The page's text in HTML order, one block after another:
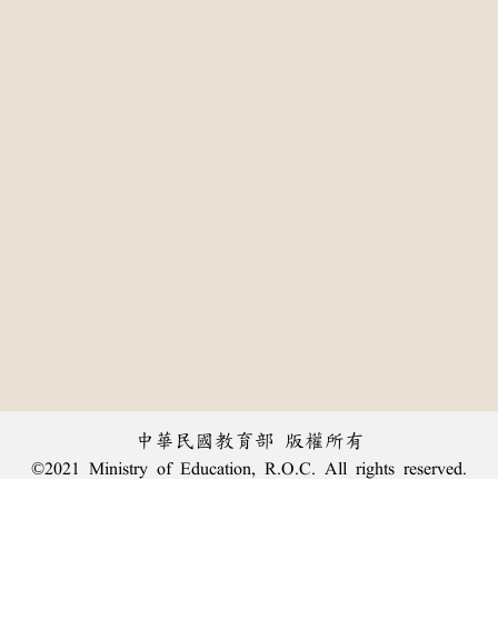
中華民國教育部 版權所有
©2021 Ministry of Education, R.O.C. All rights reserved.